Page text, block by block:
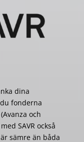
dina
fonderna
och
SAVR också
sämre än båda